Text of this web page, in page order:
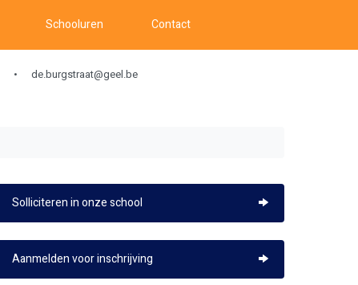
Schooluren Contact
de.burgstraat@geel.be
Solliciteren in onze school
Aanmelden voor inschrijving